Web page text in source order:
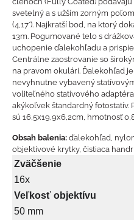
svetelný a s užším zorným
(4,17°). Najkratší bod, na ktorý
13m. Pogumované telo s
uchopenie ďalekohľadu a
Centrálne zaostrovanie so
na pravom okulári. Ďalekohľad
nevyhnutne vybavený
voliteľného statívového
akýkoľvek štandardný fotostatív.
sú 16,5x19,9x6,2cm, hmotnosť
Obsah balenia: ďalekohľad,
objektívové krytky, čistiaca
Zväčšenie
16x
Veľkosť objektívu
50 mm